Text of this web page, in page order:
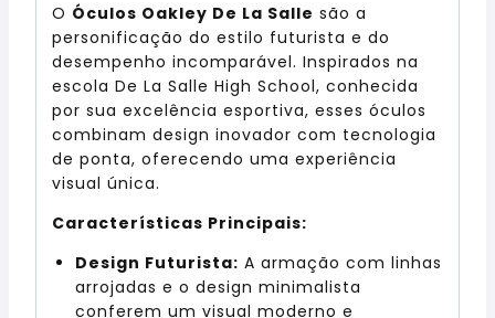
O Óculos Oakley De La Salle são a
personificação do estilo futurista e do
desempenho incomparável. Inspirados na
escola De La Salle High School, conhecida
por sua excelência esportiva, esses óculos
combinam design inovador com tecnologia
de ponta, oferecendo uma experiência
visual única.
Características Principais:
Design Futurista: A armação com linhas
arrojadas e o design minimalista
conferem um visual moderno e